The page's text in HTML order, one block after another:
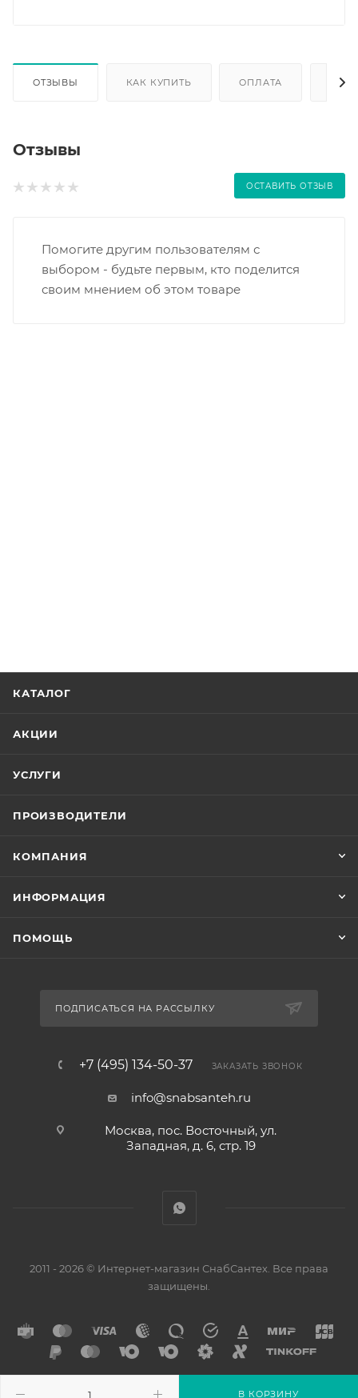
В КОРЗИНУ
ОТЗЫВЫ КАК КУПИТЬ ОПЛАТА
Отзывы
ОСТАВИТЬ ОТЗЫВ
Помогите другим пользователям с
выбором - будьте первым, кто поделится
своим мнением об этом товаре
КАТАЛОГ
АКЦИИ
УСЛУГИ
ПРОИЗВОДИТЕЛИ
КОМПАНИЯ
ИНФОРМАЦИЯ
ПОМОЩЬ
ПОДПИСАТЬСЯ НА РАССЫЛКУ
+7 (495) 134-50-37 ЗАКАЗАТЬ ЗВОНОК
info@snabsanteh.ru
Москва, пос. Восточный, ул.
Западная, д. 6, стр. 19
2011 - 2026 © Интернет-магазин СнабСантех. Все права
защищены.